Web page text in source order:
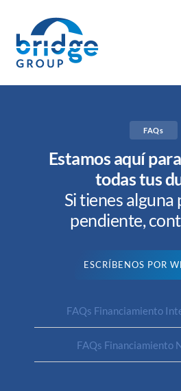
FAQs
Estamos aquí
todas tus
Si tienes
pendiente,
ESCRÍBENOS POR
FAQs Financiamiento Int
FAQs Financiamiento